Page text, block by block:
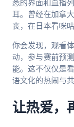
悉的界面和直播
耳。曾经在加拿
丧，在日本看咪
你会发现，观看
动，参与赛前预
能。这不仅仅是
语文化的热闹与共
让热爱，